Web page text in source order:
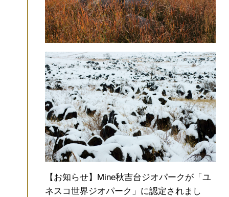
【お知らせ】Mine秋吉台ジオパークが「ユ
ネスコ世界ジオパーク」に認定されまし